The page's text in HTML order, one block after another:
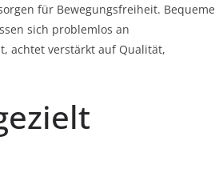
für Bewegungsfreiheit. Bequeme
sich problemlos an
achtet verstärkt auf Qualität,